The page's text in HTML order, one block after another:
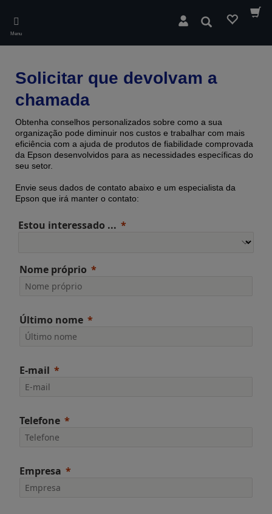
main
content
Menu
Pesquisar
Solicitar que devolvam a
chamada
Obtenha conselhos personalizados sobre como a sua
organização pode diminuir nos custos e trabalhar com mais
eficiência com a ajuda de produtos de fiabilidade comprovada ​​
da Epson desenvolvidos para as necessidades específicas do
seu setor.
Envie seus dados de contato abaixo e um especialista da
Epson que irá manter o contato:
Estou interessado ...
Nome próprio
Último nome
E-mail
Telefone
Empresa